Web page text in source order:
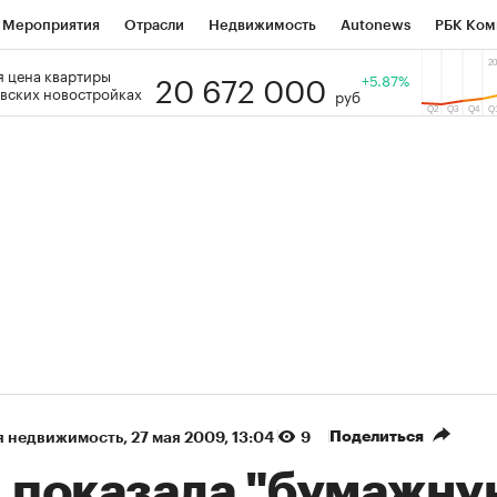
Мероприятия Отрасли Недвижимость Autonews РБК
РБК Образование Тренды
цена квартиры
новостройках
20 672 000 руб
+5.87%
недвижимость⁠, 27 мая 2009, 13:04 9 Поделиться